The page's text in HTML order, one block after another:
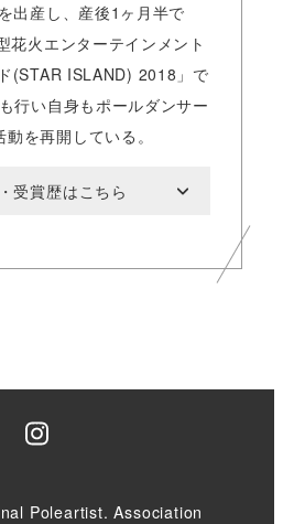
出産し、産後1ヶ月半で
花火エンターテインメント
(STAR ISLAND) 2018」で
行い自身もポールダンサー
を再開している。
受賞歴はこちら
Instagram
Poleartist. Association